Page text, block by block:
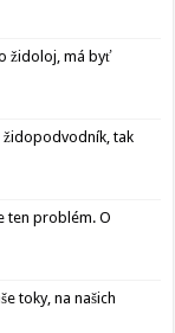
židoloj, má byť
židopodvodník, tak
ten problém. O
toky, na našich